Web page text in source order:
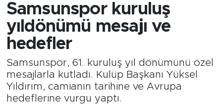
Samsunspor kuruluş
yıldönümü mesajı ve
hedefler
Samsunspor, 61. kuruluş yıl dönümünü özel
mesajlarla kutladı. Kulüp Başkanı Yüksel
Yıldırım, camianın tarihine ve Avrupa
hedeflerine vurgu yaptı.
Süper Lig Puan Durumu ve Fikstür
Tüm Manşetler
Son Dakika Haberleri
Haber Arşivi